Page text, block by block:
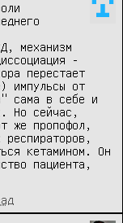
механизм
-
перестает
импульсы от
сама в себе и
Но сейчас,
же пропофол,
кетамином. Он
пациента,